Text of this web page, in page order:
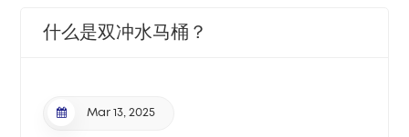
什么是双冲水马桶？
Mar 13, 2025